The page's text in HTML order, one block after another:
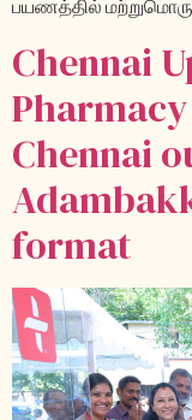
பயணத்தில் மற்றுமொரு
Chennai
Chennai
format